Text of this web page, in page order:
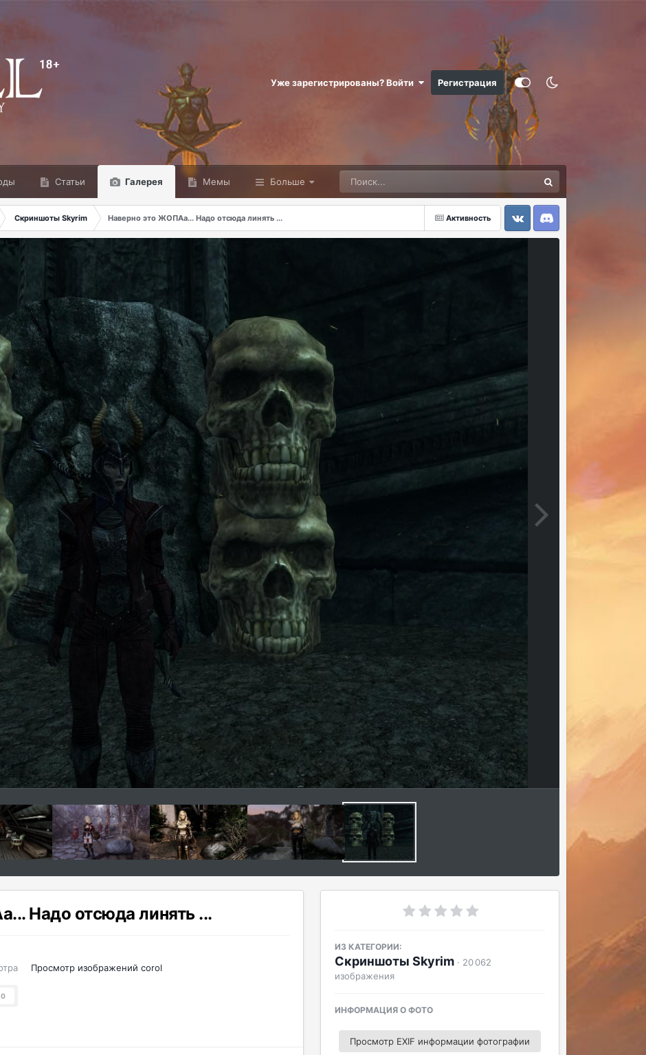
Уже зарегистрированы? Войти Регистрация
Статьи Галерея Мемы Больше
Активность
Скриншоты Skyrim
Наверно это ЖОПАа... Надо отсюда линять ...
VK
Discord
Надо отсюда линять ...
Просмотр изображений corol
0
ИЗ КАТЕГОРИИ:
Скриншоты Skyrim · 20 062
изображения
ИНФОРМАЦИЯ О ФОТО
Просмотр EXIF информации фотографии